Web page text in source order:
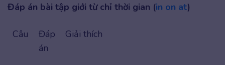
Đáp án bài tập giới từ chỉ thời gian (in on at)
Câu
Đáp
án
Giải thích